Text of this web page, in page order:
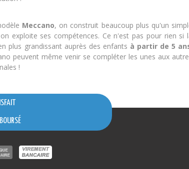
Meccano, on construit beaucoup plus qu'un
on exploite ses compétences. Ce n'est pas pour rien si
plus grandissant auprès des enfants à partir de 5
peuvent même venir se compléter les unes aux
!